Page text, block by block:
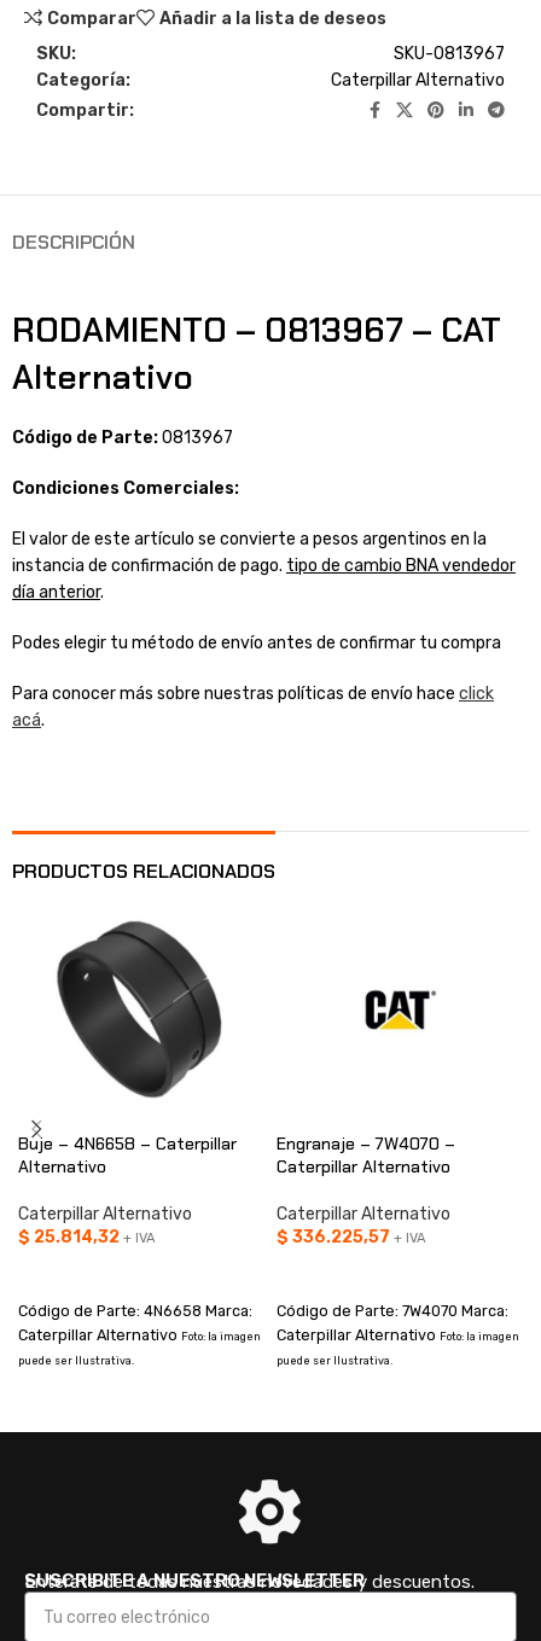
Comparar
Añadir a la lista de deseos
SKU:
SKU-0813967
Categoría:
Caterpillar Alternativo
Compartir:
DESCRIPCIÓN
RODAMIENTO – 0813967 – CAT
Alternativo
Código de Parte:0813967
Condiciones Comerciales:
El valor de este artículo se convierte a pesos argentinos en la
instancia de confirmación de pago. tipo de cambio BNA vendedor
día anterior.
Podes elegir tu método de envío antes de confirmar tu compra
Para conocer más sobre nuestras políticas de envío hace click
acá.
PRODUCTOS RELACIONADOS
Buje – 4N6658 – Caterpillar
Alternativo
Caterpillar Alternativo
$ 25.814,32 + IVA
Código de Parte: 4N6658 Marca:
Caterpillar Alternativo Foto: la imagen
puede ser Ilustrativa.
Engranaje – 7W4070 –
Caterpillar Alternativo
Caterpillar Alternativo
$ 336.225,57 + IVA
Código de Parte: 7W4070 Marca:
Caterpillar Alternativo Foto: la imagen
puede ser Ilustrativa.
SUSCRIBITE A NUESTRO NEWSLETTER
Enterate de todas nuestras novedades y descuentos.